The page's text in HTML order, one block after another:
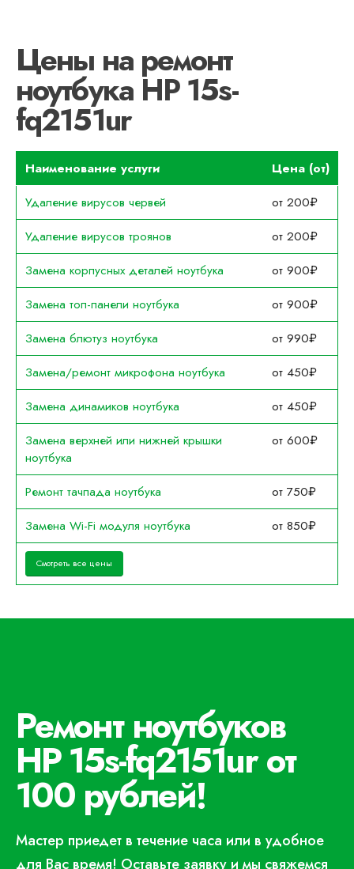
Цены на ремонт
ноутбука HP 15s-
fq2151ur
Наименование услуги
Цена (от)
Удаление вирусов червей
от 200₽
Удаление вирусов троянов
от 200₽
Замена корпусных деталей ноутбука
от 900₽
Замена топ-панели ноутбука
от 900₽
Замена блютуз ноутбука
от 990₽
Замена/ремонт микрофона ноутбука
от 450₽
Замена динамиков ноутбука
от 450₽
Замена верхней или нижней крышки
ноутбука
от 600₽
Ремонт тачпада ноутбука
от 750₽
Замена Wi-Fi модуля ноутбука
от 850₽
Смотреть все цены
Ремонт ноутбуков
HP 15s-fq2151ur от
100 рублей!
Мастер приедет в течение часа или в удобное
для Вас время! Оставьте заявку и мы свяжемся